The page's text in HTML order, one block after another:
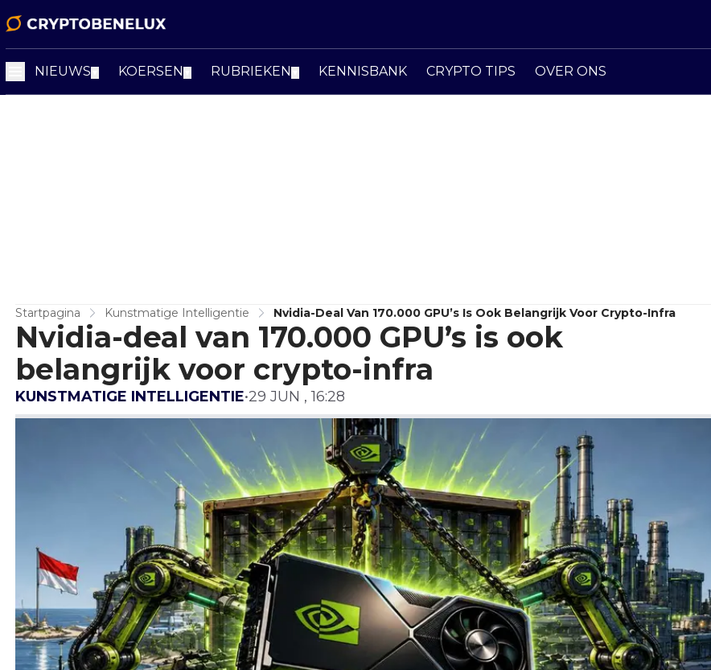
NIEUWS KOERSEN RUBRIEKEN KENNISBANK CRYPTO TIPS OVER ONS
Startpagina Kunstmatige Intelligentie Nvidia-Deal Van 170.000 GPU’s Is Ook Belangrijk Voor Crypto-Infra
Nvidia-deal van 170.000 GPU’s is ook
belangrijk voor crypto-infra
KUNSTMATIGE INTELLIGENTIE•29 JUN , 16:28